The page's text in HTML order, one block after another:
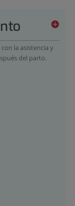
la asistencia y
del parto.